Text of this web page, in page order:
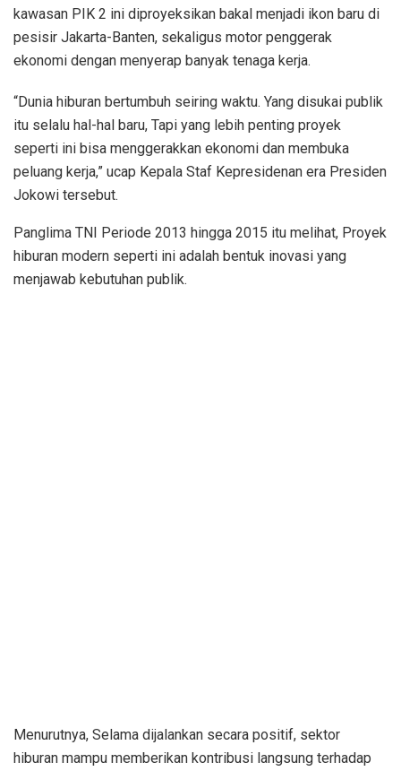
kawasan PIK 2 ini diproyeksikan bakal menjadi ikon baru di
pesisir Jakarta-Banten, sekaligus motor penggerak
ekonomi dengan menyerap banyak tenaga kerja.
“Dunia hiburan bertumbuh seiring waktu. Yang disukai publik
itu selalu hal-hal baru, Tapi yang lebih penting proyek
seperti ini bisa menggerakkan ekonomi dan membuka
peluang kerja,” ucap Kepala Staf Kepresidenan era Presiden
Jokowi tersebut.
Panglima TNI Periode 2013 hingga 2015 itu melihat, Proyek
hiburan modern seperti ini adalah bentuk inovasi yang
menjawab kebutuhan publik.
Menurutnya, Selama dijalankan secara positif, sektor
hiburan mampu memberikan kontribusi langsung terhadap